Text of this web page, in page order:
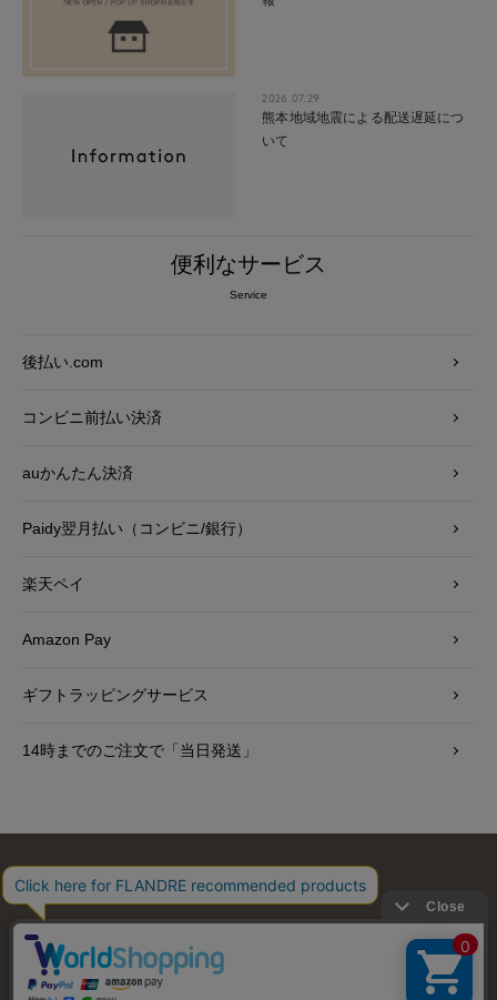
2026.07.29
熊本地域地震による配送遅延につ
いて
便利なサービス
Service
後払い.com
コンビニ前払い決済
auかんたん決済
Paidy翌月払い（コンビニ/銀行）
楽天ペイ
Amazon Pay
ギフトラッピングサービス
14時までのご注文で「当日発送」
お問い合わせ 利用規約 プライバシーポリシー
特定商取引・古物営業法に基づく表示